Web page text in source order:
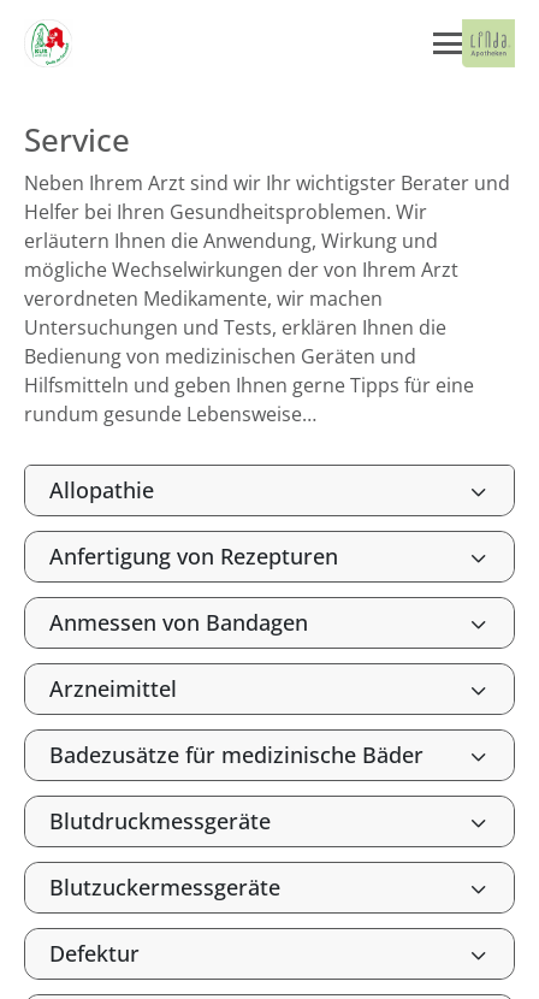
Service
Neben Ihrem Arzt sind wir Ihr wichtigster Berater und
Helfer bei Ihren Gesundheitsproblemen. Wir
erläutern Ihnen die Anwendung, Wirkung und
mögliche Wechselwirkungen der von Ihrem Arzt
verordneten Medikamente, wir machen
Untersuchungen und Tests, erklären Ihnen die
Bedienung von medizinischen Geräten und
Hilfsmitteln und geben Ihnen gerne Tipps für eine
rundum gesunde Lebensweise…
Allopathie
Anfertigung von Rezepturen
Anmessen von Bandagen
Arzneimittel
Badezusätze für medizinische Bäder
Blutdruckmessgeräte
Blutzuckermessgeräte
Defektur